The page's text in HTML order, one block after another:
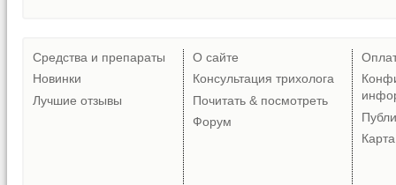
Средства и препараты
Новинки
Лучшие отзывы
О сайте
Консультация трихолога
Почитать & посмотреть
Форум